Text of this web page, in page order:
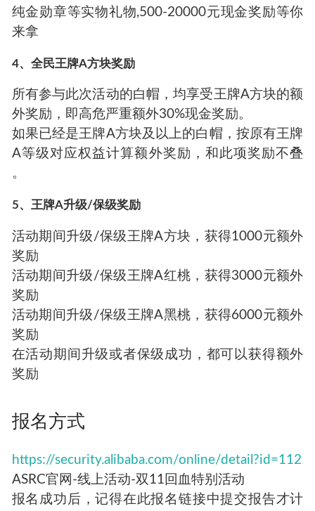
纯金勋章等实物礼物,500-20000元现金奖励等你
来拿
4、全民王牌A方块奖励
所有参与此次活动的白帽，均享受王牌A方块的额
外奖励，即高危严重额外30%现金奖励。
如果已经是王牌A方块及以上的白帽，按原有王牌
A等级对应权益计算额外奖励，和此项奖励不叠
。
5、王牌A升级/保级奖励
活动期间升级/保级王牌A方块，获得1000元额外
奖励
活动期间升级/保级王牌A红桃，获得3000元额外
奖励
活动期间升级/保级王牌A黑桃，获得6000元额外
奖励
在活动期间升级或者保级成功，都可以获得额外
奖励
报名方式
https://security.alibaba.com/online/detail?id=112
ASRC官网-线上活动-双11回血特别活动
报名成功后，记得在此报名链接中提交报告才计